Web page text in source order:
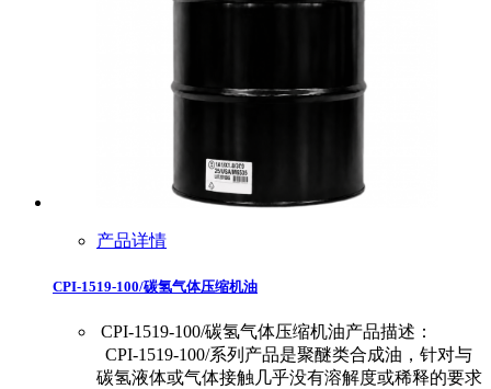
产品详情
CPI-1519-100/碳氢气体压缩机油
CPI-1519-100/碳氢气体压缩机油产品描述：
CPI-1519-100/系列产品是聚醚类合成油，针对与
碳氢液体或气体接触几乎没有溶解度或稀释的要求